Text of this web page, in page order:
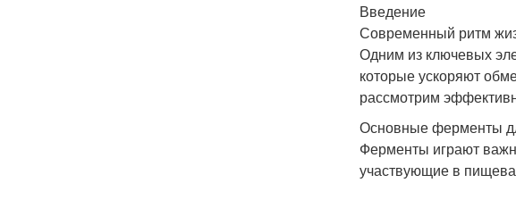
Введение
Современный ритм
Одним из ключевых
которые ускоряют
рассмотрим
Основные ферменты
Ферменты играют
участвующие в